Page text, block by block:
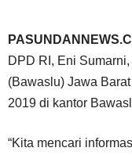
DPD RI, Eni
(Bawaslu) Jawa
2019 di kantor
“Kita mencari